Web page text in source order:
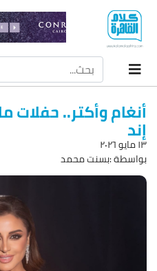
أنغام وأكتر..
إند
۱۳ مايو ۲۰۲٦
بواسطة :بسنت محمد